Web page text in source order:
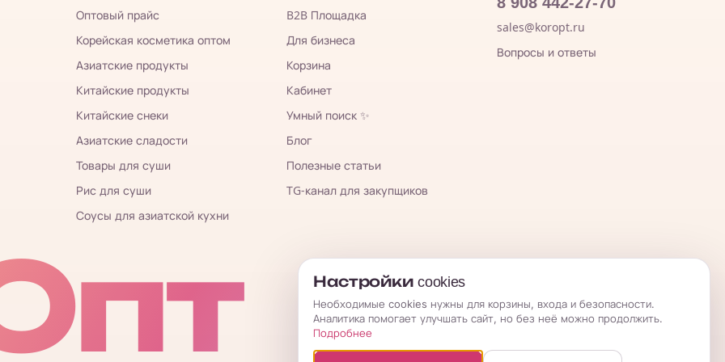
Оптовый прайс
Корейская косметика оптом
Азиатские продукты
Китайские продукты
Китайские снеки
Азиатские сладости
Товары для суши
Рис для суши
Соусы для азиатской кухни
B2B Площадка
Для бизнеса
Корзина
Кабинет
Умный поиск ✨
Блог
Полезные статьи
TG-канал для закупщиков
sales@koropt.ru
Вопросы и ответы
Настройки cookies
Необходимые cookies нужны для корзины, входа и безопасности.
Аналитика помогает улучшать сайт, но без неё можно продолжить.
Подробнее